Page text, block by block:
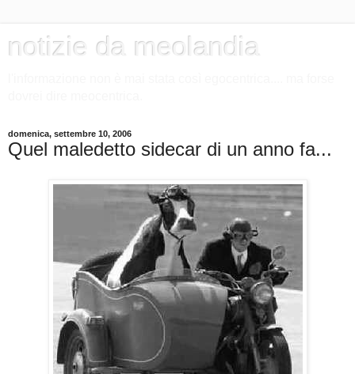
notizie da meolandia
domenica, settembre 10, 2006
Quel maledetto sidecar di un anno fa...